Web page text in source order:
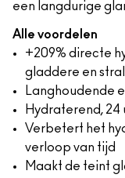
een langdurige
Alle voordelen
+209% directe
gladdere en
Langhoudende
Hydraterend,
Verbetert het
verloop van tijd
Maakt de teint